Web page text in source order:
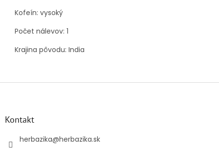
Kofeín: vysoký
Počet nálevov: 1
Krajina pôvodu: India
Kontakt
herbazika@herbazika.sk